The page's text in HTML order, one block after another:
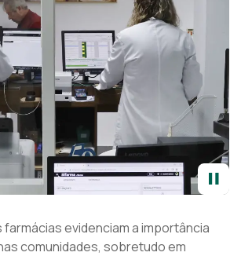
evidenciam a importância
comunidades, sobretudo em